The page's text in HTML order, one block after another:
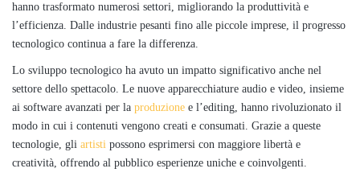
hanno trasformato numerosi settori, migliorando la produttività e
l’efficienza. Dalle industrie pesanti fino alle piccole imprese, il progresso
tecnologico continua a fare la differenza.
Lo sviluppo tecnologico ha avuto un impatto significativo anche nel
settore dello spettacolo. Le nuove apparecchiature audio e video, insieme
ai software avanzati per la produzione e l’editing, hanno rivoluzionato il
modo in cui i contenuti vengono creati e consumati. Grazie a queste
tecnologie, gli artisti possono esprimersi con maggiore libertà e
creatività, offrendo al pubblico esperienze uniche e coinvolgenti.